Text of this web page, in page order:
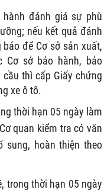
hành đánh giá sự phù
nếu kết quả đánh
để Cơ sở sản xuất,
Cơ sở bảo hành, bảo
thì cấp Giấy chứng
xe ô tô.
thời hạn 05 ngày làm
quan kiểm tra có văn
sung, hoàn thiện theo
trong thời hạn 05 ngày